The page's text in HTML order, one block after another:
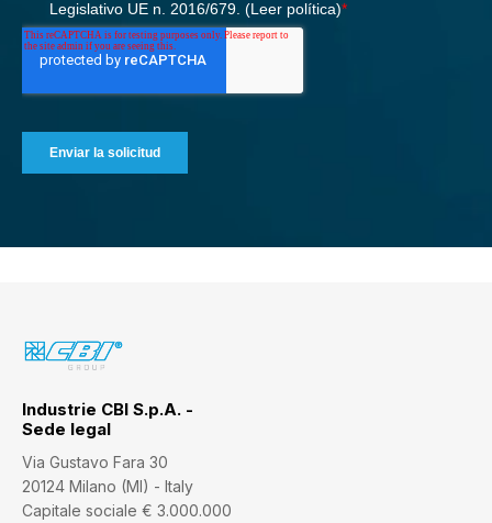
Industrie CBI S.p.A. -
Sede legal
Via Gustavo Fara 30
20124 Milano (MI) - Italy
Capitale sociale € 3.000.000